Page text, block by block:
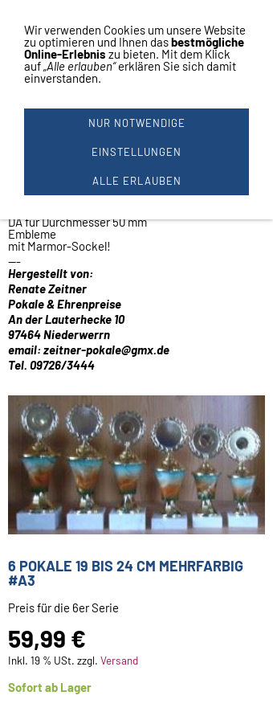
Navigation einblenden
MEHRFARBIG #A3
Pokale gestaffelt
Höhe ca. 24/23/22/21/20/19 cm.
Durchmesser ca. 8/8/7/7/6/6 cm.
DA für Durchmesser 50 mm
Embleme
mit Marmor-Sockel!
---
Hergestellt von:
Renate Zeitner
Pokale & Ehrenpreise
An der Lauterhecke 10
97464 Niederwerrn
email: zeitner-pokale@gmx.de
Tel. 09726/3444
6 POKALE 19 BIS 24 CM MEHRFARBIG
#A3
Preis für die 6er Serie
59,99 €
Inkl. 19 % USt. zzgl. Versand
Sofort ab Lager
Wir verwenden Cookies um unsere Website
zu optimieren und Ihnen dasbestmögliche
Online-Erlebnis zu bieten. Mit dem Klick
auf„Alle erlauben“erklären Sie sich damit
einverstanden.
NUR NOTWENDIGE
EINSTELLUNGEN
ALLE ERLAUBEN